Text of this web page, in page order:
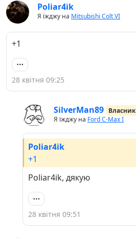
Poliar4ik
Я їжджу на Mitsubishi Colt VI
+1
28 квітня 09:25
SilverMan89 Власник
Я їжджу на Ford C-Max I
Poliar4ik
+1
Poliar4ik, дякую
28 квітня 09:51